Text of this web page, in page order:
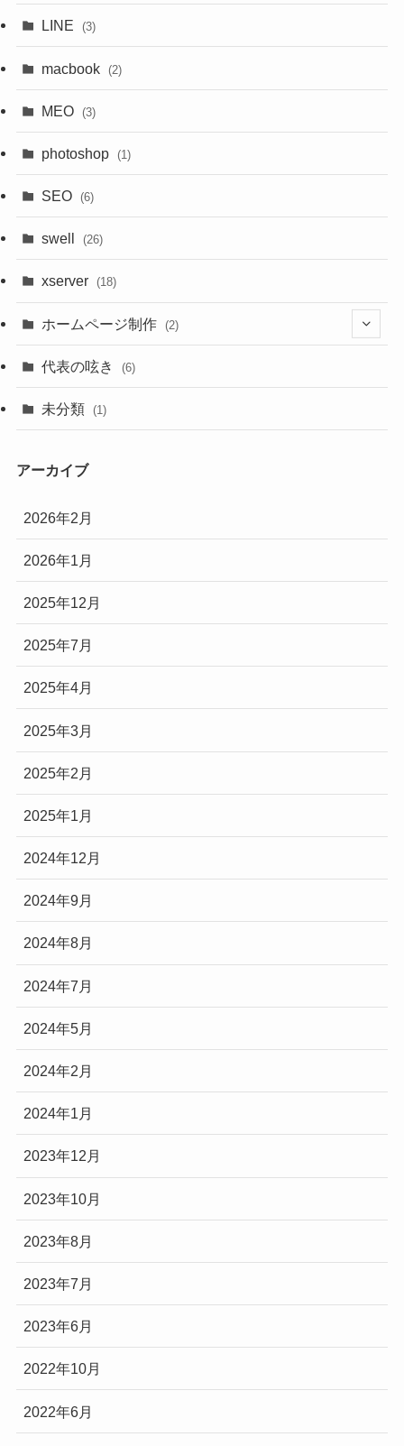
(1)
(1) (1)
(3)
(3)
LINE (3)
macbook (2)
MEO (3)
photoshop (1)
SEO (6)
swell (26)
xserver (18)
ホームページ制作 (2)
(2)
(2)
代表の呟き (6)
未分類 (1)
アーカイブ
2026年2月
2026年1月
2025年12月
2025年7月
2025年4月
2025年3月
2025年2月
2025年1月
2024年12月
2024年9月
2024年8月
2024年7月
2024年5月
2024年2月
2024年1月
2023年12月
2023年10月
2023年8月
2023年7月
2023年6月
2022年10月
2022年6月